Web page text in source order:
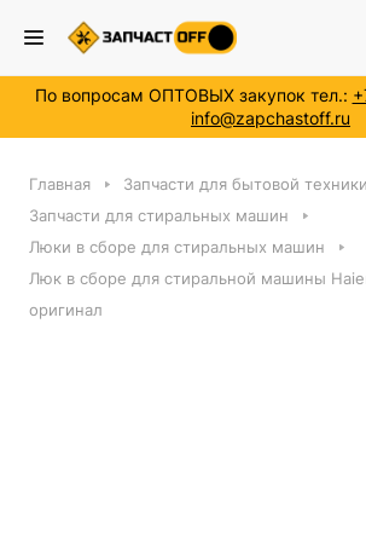
По вопросам ОПТОВЫХ закупок тел.:
info@zapchastoff.ru
Главная
Запчасти для бытовой техники
Запчасти для стиральных машин
Люки в сборе для стиральных машин
Люк в сборе для стиральной машины
оригинал